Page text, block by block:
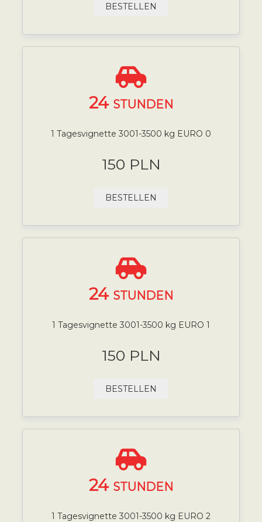
BESTELLEN
24 STUNDEN
1 Tagesvignette 3001-3500 kg EURO 0
150 PLN
BESTELLEN
24 STUNDEN
1 Tagesvignette 3001-3500 kg EURO 1
150 PLN
BESTELLEN
24 STUNDEN
1 Tagesvignette 3001-3500 kg EURO 2